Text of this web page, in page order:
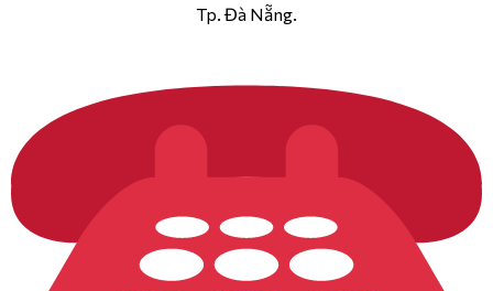
Tp. Đà Nẵng.